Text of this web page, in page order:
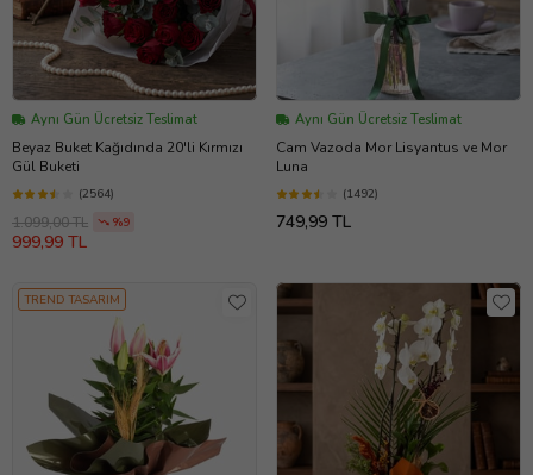
Aynı Gün Ücretsiz Teslimat
Beyaz Buket Kağıdında 20'li Kırmızı
Gül Buketi
(2564)
1.099,00 TL %9
999,99 TL
Aynı Gün Ücretsiz Teslimat
Cam Vazoda Mor Lisyantus ve Mor
Luna
(1492)
749,99 TL
TREND TASARIM